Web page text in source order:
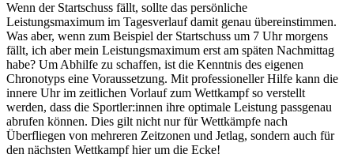
Wenn der Startschuss fällt, sollte das persönliche
Leistungsmaximum im Tagesverlauf damit genau übereinstimmen.
Was aber, wenn zum Beispiel der Startschuss um 7 Uhr morgens
fällt, ich aber mein Leistungsmaximum erst am späten Nachmittag
habe? Um Abhilfe zu schaffen, ist die Kenntnis des eigenen
Chronotyps eine Voraussetzung. Mit professioneller Hilfe kann die
innere Uhr im zeitlichen Vorlauf zum Wettkampf so verstellt
werden, dass die Sportler:innen ihre optimale Leistung passgenau
abrufen können. Dies gilt nicht nur für Wettkämpfe nach
Überfliegen von mehreren Zeitzonen und Jetlag, sondern auch für
den nächsten Wettkampf hier um die Ecke!